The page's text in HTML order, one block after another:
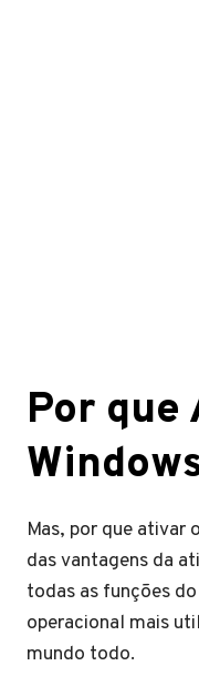
Por que
Mas, por que ativar
das vantagens da
todas as funções
operacional mais
mundo todo.